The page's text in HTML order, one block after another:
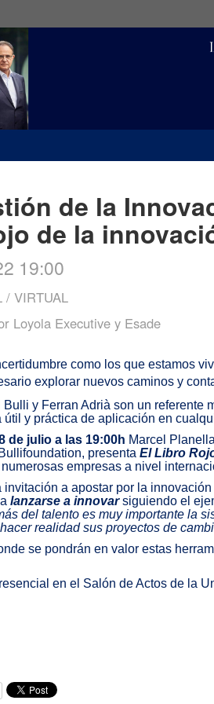
de la
de la
19:00
/ VIRTUAL
Loyola Executive y Esade
como los que estamos
explorar nuevos caminos y
Bulli y Ferran Adrià son un
útil y práctica de aplicación en
de julio a las 19:00h Marcel
presenta El Libro
empresas a nivel
invitación a apostar por la
lanzarse a innovarsiguiendo el
del talento es muy importante la
realidad sus proyectos de
se pondrán en valor estas
en el Salón de Actos de la